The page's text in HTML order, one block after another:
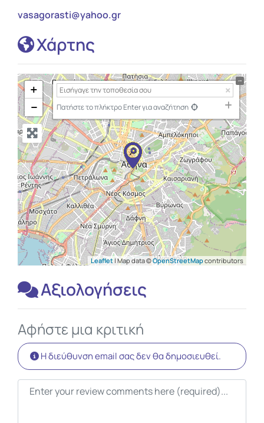
vasagorasti@yahoo.gr
Χάρτης
+
−
Πατήστε το πλήκτρο Enter για αναζήτηση
Leaflet | Map data ©OpenStreetMapcontributors
Αξιολογήσεις
Αφήστε μια κριτική
Η διεύθυνση email σας δεν θα δημοσιευθεί.
Κείμενο κριτικής